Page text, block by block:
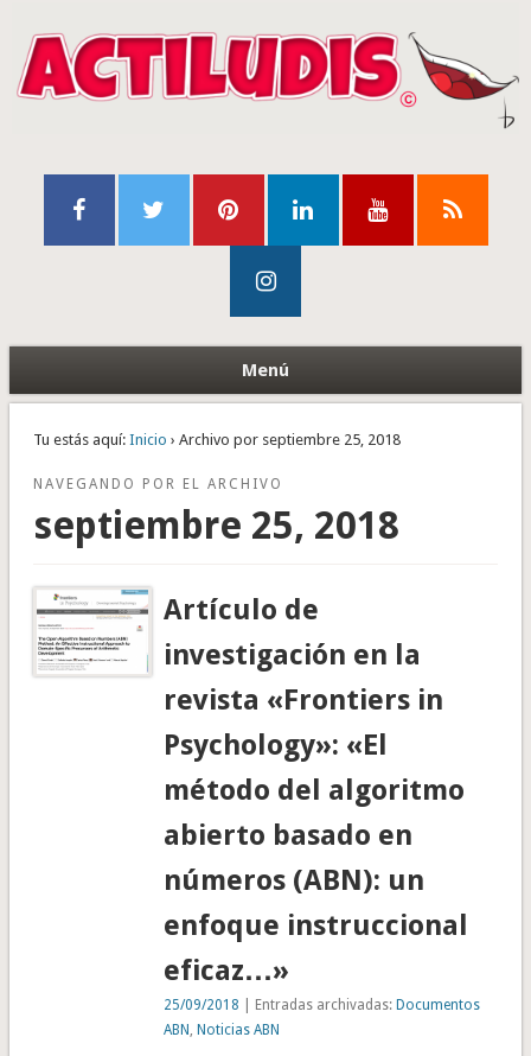
Menú
Tu estás aquí: Inicio › Archivo por septiembre 25, 2018
NAVEGANDO POR EL ARCHIVO
septiembre 25, 2018
Artículo de
investigación en la
revista «Frontiers in
Psychology»: «El
método del algoritmo
abierto basado en
números (ABN): un
enfoque instruccional
eficaz…»
25/09/2018 | Entradas archivadas:Documentos
ABN ,Noticias ABN